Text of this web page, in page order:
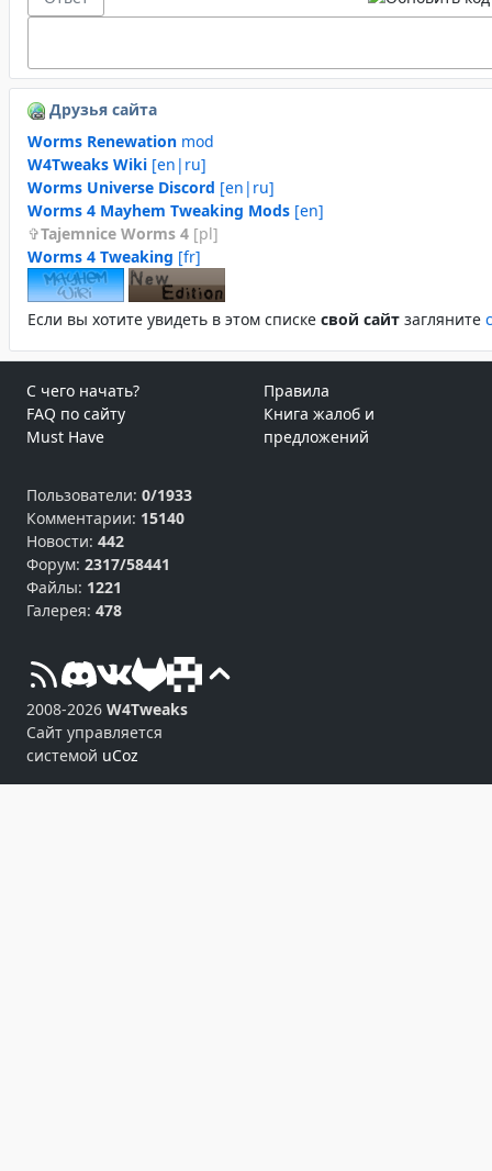
Друзья сайта
Worms Renewation mod
W4Tweaks Wiki [en|ru]
Worms Universe Discord [en|ru]
Worms 4 Mayhem Tweaking Mods [en]
Tajemnice Worms 4 [pl]
Worms 4 Tweaking [fr]
Если вы хотите увидеть в этом спиcке свой сайт загляните
С чего начать?
FAQ по сайту
Must Have
Правила
Книга жалоб и
предложений
Пользователи: 0/1933
Комментарии: 15140
Новости: 442
Форум: 2317/58441
Файлы: 1221
Галерея: 478
2008-2026 W4Tweaks
Сайт управляется
системой uCoz